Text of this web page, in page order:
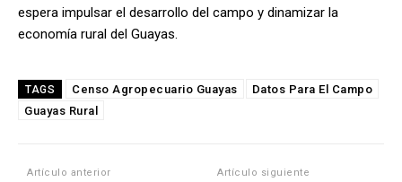
espera impulsar el desarrollo del campo y dinamizar la
economía rural del Guayas.
TAGS Censo Agropecuario Guayas
Datos Para El Campo
Guayas Rural
Artículo anterior Artículo siguiente